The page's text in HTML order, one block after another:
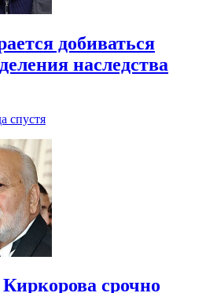
добиваться
наследства
спустя
срочно